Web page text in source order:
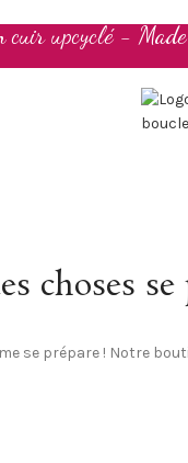
cuir upcyclé -
choses
se prépare ! Notre